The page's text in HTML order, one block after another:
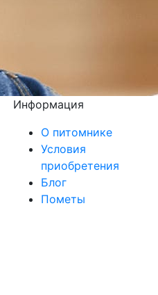
Информация
О питомнике
Условия
приобретения
Блог
Пометы